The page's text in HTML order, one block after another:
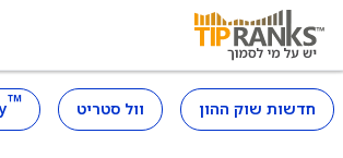
חדשות שוק ההון וול סטריט ™